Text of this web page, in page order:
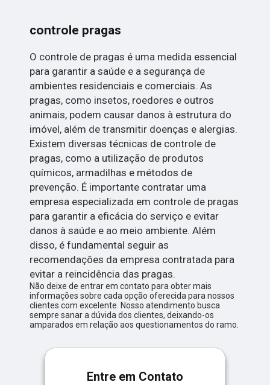
controle pragas
O controle de pragas é uma medida essencial
para garantir a saúde e a segurança de
ambientes residenciais e comerciais. As
pragas, como insetos, roedores e outros
animais, podem causar danos à estrutura do
imóvel, além de transmitir doenças e alergias.
Existem diversas técnicas de controle de
pragas, como a utilização de produtos
químicos, armadilhas e métodos de
prevenção. É importante contratar uma
empresa especializada em controle de pragas
para garantir a eficácia do serviço e evitar
danos à saúde e ao meio ambiente. Além
disso, é fundamental seguir as
recomendações da empresa contratada para
evitar a reincidência das pragas.
Não deixe de entrar em contato para obter mais
informações sobre cada opção oferecida para nossos
clientes com excelente. Nosso atendimento busca
sempre sanar a dúvida dos clientes, deixando-os
amparados em relação aos questionamentos do ramo.
Entre em Contato